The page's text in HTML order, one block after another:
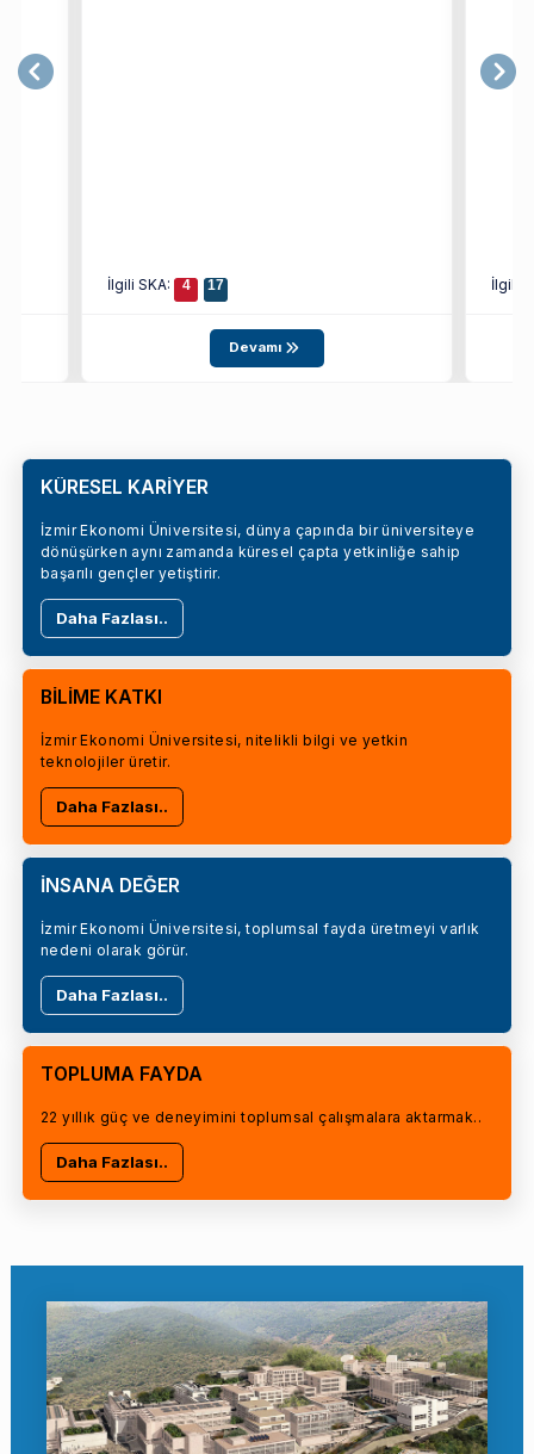
İlgili SKA: 4 17
Devamı
İlgili
KÜRESEL KARİYER
İzmir Ekonomi Üniversitesi, dünya çapında bir üniversiteye
dönüşürken aynı zamanda küresel çapta yetkinliğe sahip
başarılı gençler yetiştirir.
Daha Fazlası..
BİLİME KATKI
İzmir Ekonomi Üniversitesi, nitelikli bilgi ve yetkin
teknolojiler üretir.
Daha Fazlası..
İNSANA DEĞER
İzmir Ekonomi Üniversitesi, toplumsal fayda üretmeyi varlık
nedeni olarak görür.
Daha Fazlası..
TOPLUMA FAYDA
22 yıllık güç ve deneyimini toplumsal çalışmalara aktarmak..
Daha Fazlası..